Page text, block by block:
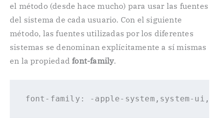
el método (desde hace mucho) para usar las fuentes
del sistema de cada usuario. Con el siguiente
método, las fuentes utilizadas por los diferentes
sistemas se denominan explícitamente a sí mismas
en la propiedadfont-family.